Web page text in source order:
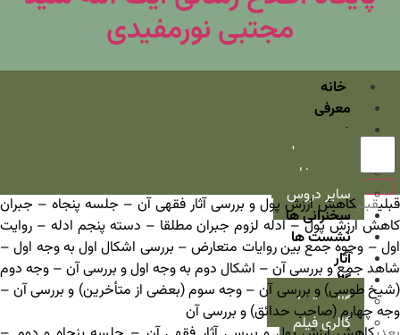
مجتبی نورمفیدی
خانه
معرفی
دروس
دروس سطح
دروس خارج
سایر دروس
سخنرانی ها
نشست ها
آثار
گالری
گالری تصاویر
گالری فیلم
قبلیقبلیکاهش ارزش پول و بررسی آثار فقهی آن – جلسه پنجاه – جبران
کاهش ارزش پول – ادله لزوم جبران مطلقا – دسته پنجم ادله – روایت
اول – وجوه جمع بین روایات متعارض – بررسی اشکال اول به وجه اول –
شاهد جمع و بررسی آن – اشکال دوم به وجه اول و بررسی آن – وجه دوم
(شیخ طوسی) و بررسی آن – وجه سوم (بعضی از متأخرین) و بررسی آن –
وجه چهارم (صاحب حدائق) و بررسی آن